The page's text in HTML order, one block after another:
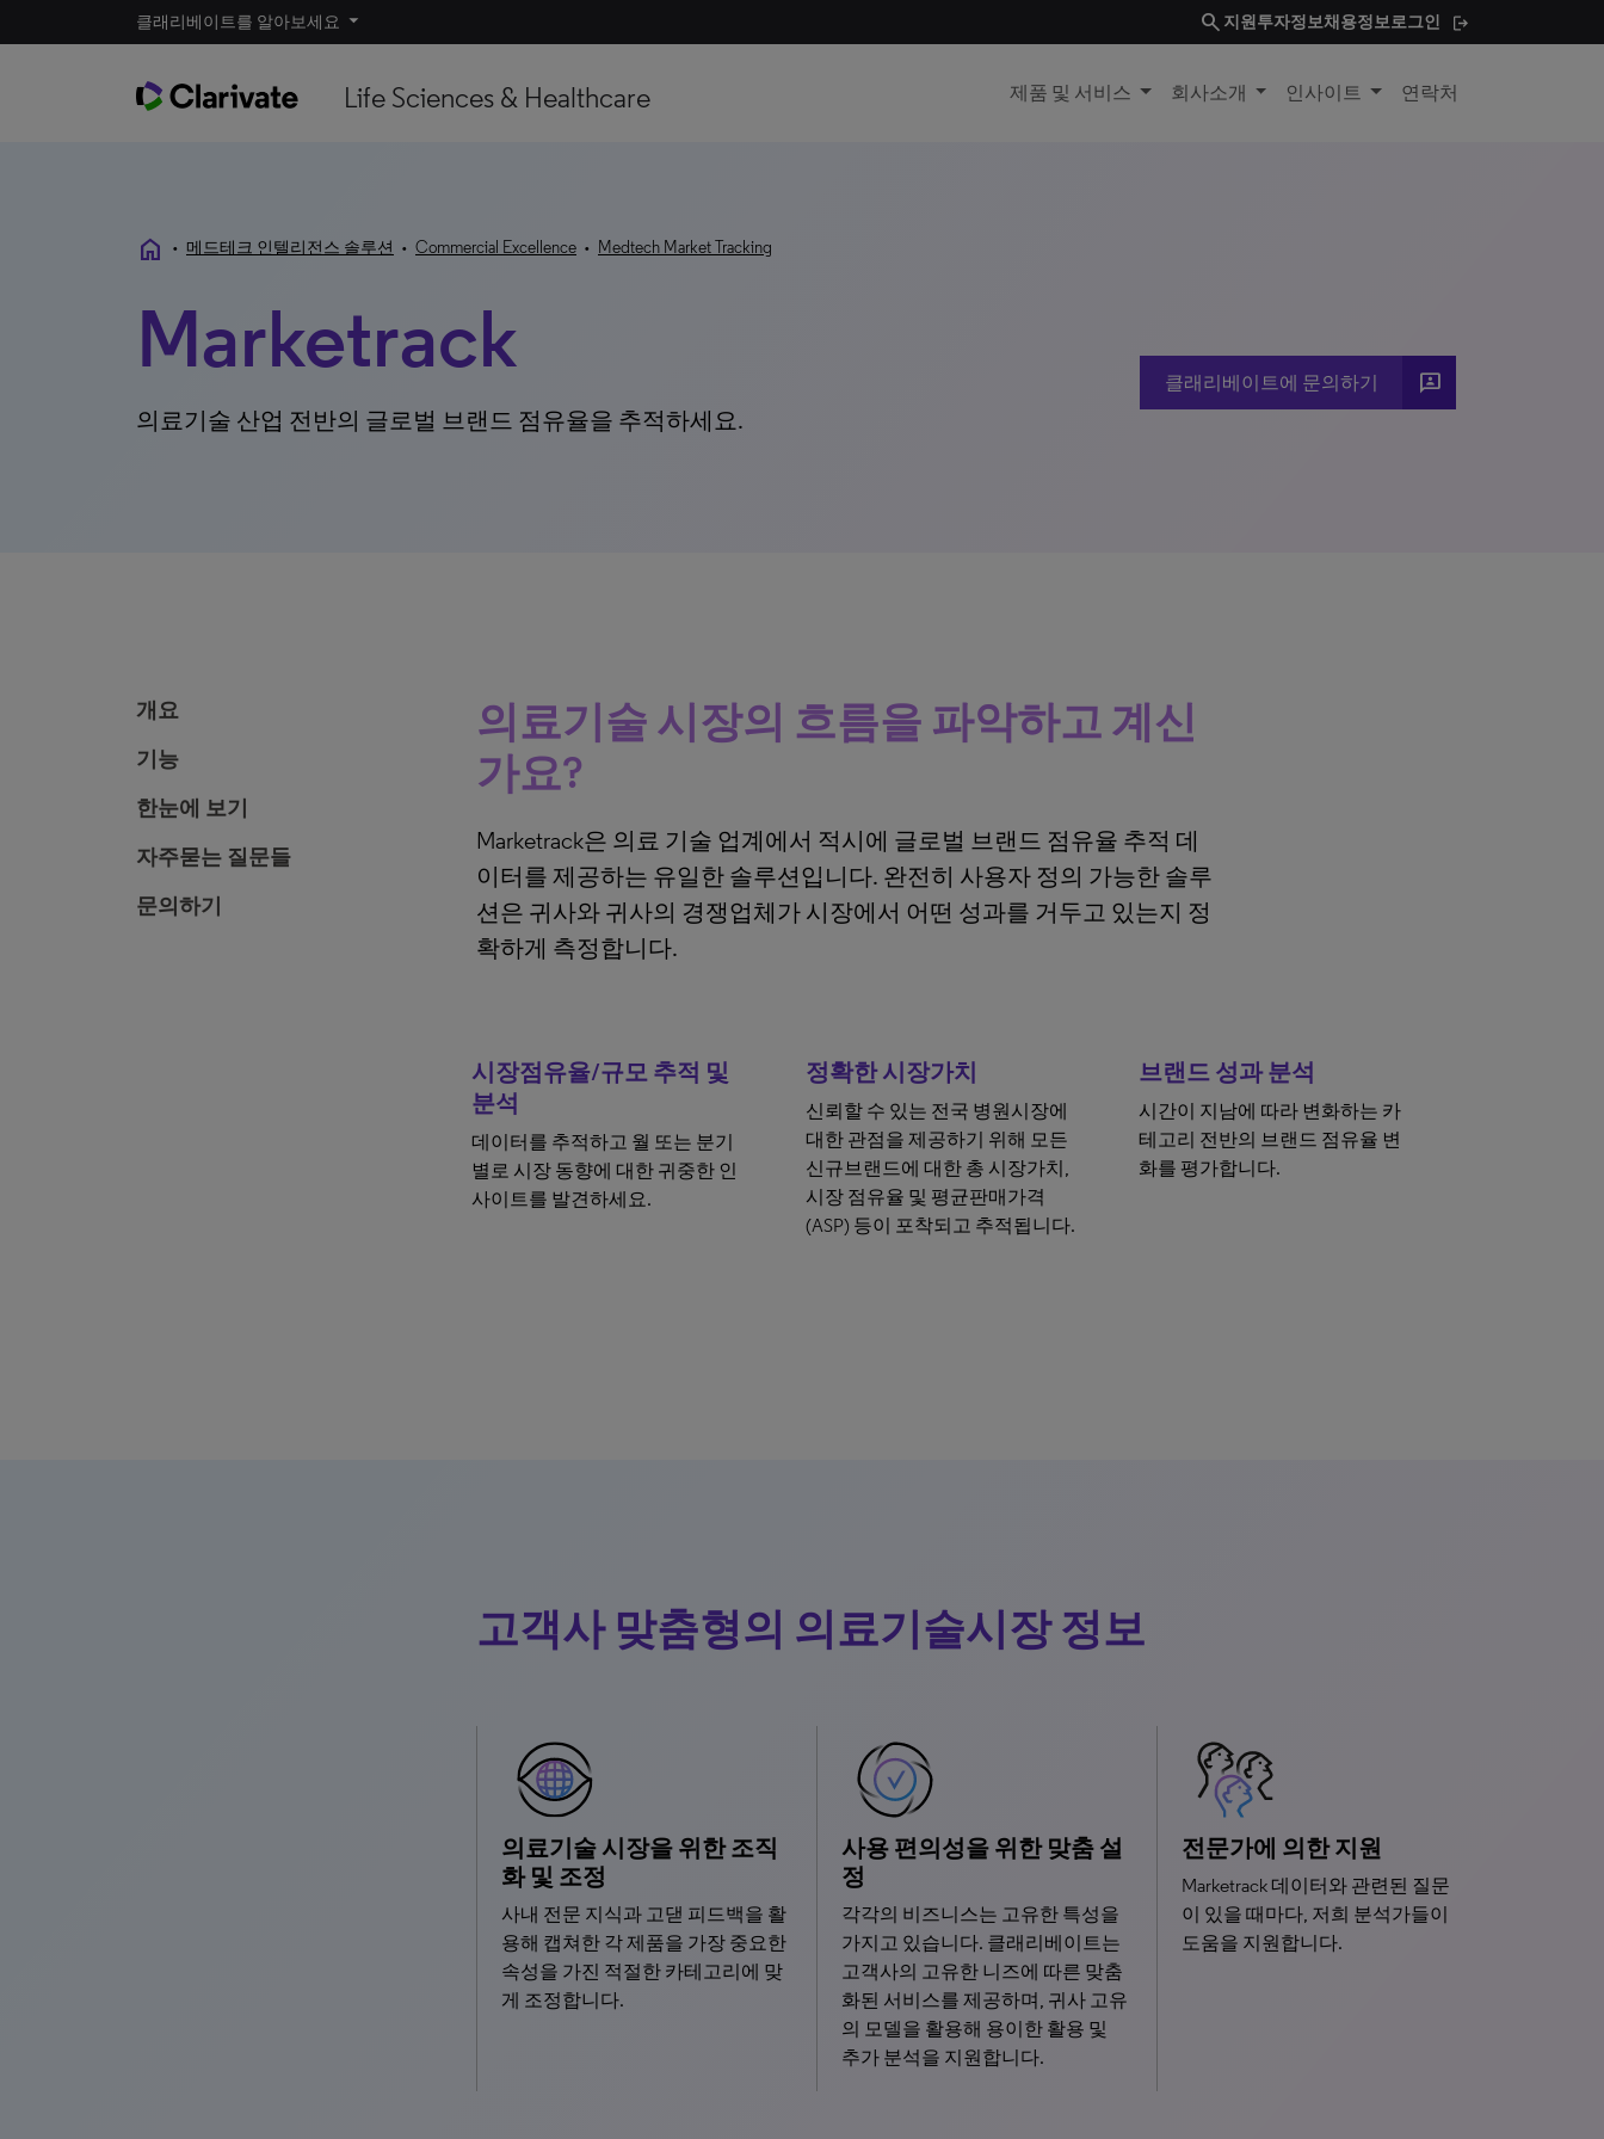
클래리베이트를 알아보세요 search 지원투자정보채용정보로그인
Life Sciences & Healthcare 제품 및 서비스 회사소개 인사이트 연락처
home • 메드테크 인텔리전스 솔루션 • Commercial Excellence • Medtech Market Tracking
Marketrack
의료기술 산업 전반의 글로벌 브랜드 점유율을 추적하세요.
클래리베이트에 문의하기 3P
개요
기능
한눈에 보기
자주묻는 질문들
문의하기
의료기술 시장의 흐름을 파악하고 계신
가요?
Marketrack은 의료 기술 업계에서 적시에 글로벌 브랜드 점유율 추적 데
이터를 제공하는 유일한 솔루션입니다. 완전히 사용자 정의 가능한 솔루
션은 귀사와 귀사의 경쟁업체가 시장에서 어떤 성과를 거두고 있는지 정
확하게 측정합니다.
시장점유율/규모 추적 및
분석
데이터를 추적하고 월 또는 분기
별로 시장 동향에 대한 귀중한 인
사이트를 발견하세요.
정확한 시장가치
신뢰할 수 있는 전국 병원시장에
대한 관점을 제공하기 위해 모든
신규브랜드에 대한 총 시장가치,
시장 점유율 및 평균판매가격
(ASP) 등이 포착되고 추적됩니다.
브랜드 성과 분석
시간이 지남에 따라 변화하는 카
테고리 전반의 브랜드 점유율 변
화를 평가합니다.
고객사 맞춤형의 의료기술시장 정보
의료기술 시장을 위한 조직
화 및 조정
사내 전문 지식과 고댇 피드백을 활
용해 캡쳐한 각 제품을 가장 중요한
속성을 가진 적절한 카테고리에 맞
게 조정합니다.
사용 편의성을 위한 맞춤 설
정
각각의 비즈니스는 고유한 특성을
가지고 있습니다. 클래리베이트는
고객사의 고유한 니즈에 따른 맞춤
화된 서비스를 제공하며, 귀사 고유
의 모델을 활용해 용이한 활용 및
추가 분석을 지원합니다.
전문가에 의한 지원
Marketrack 데이터와 관련된 질문
이 있을 때마다, 저희 분석가들이
도움을 지원합니다.